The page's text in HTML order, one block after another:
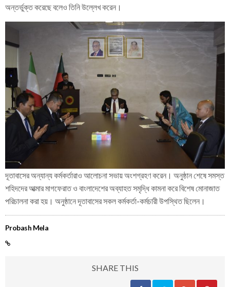
অন্তর্ভুক্ত করেছে বলেও তিনি উল্লেখ করেন।
দূতাবাসের অন্যান্য কর্মকর্তারাও আলোচনা সভায় অংশগ্রহণ করেন। অনুষ্ঠান শেষে সমস্ত
শহিদদের আত্মার মাগফেরাত ও বাংলাদেশের অব্যাহত সমৃদ্ধি কামনা করে বিশেষ মোনাজাত
পরিচালনা করা হয়। অনুষ্ঠানে দূতাবাসের সকল কর্মকর্তা-কর্মচারী উপস্থিত ছিলেন।
Probash Mela
SHARE THIS